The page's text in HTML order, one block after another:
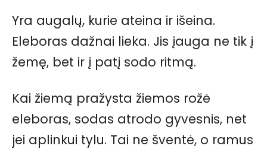
Yra augalų, kurie ateina ir išeina.
Eleboras dažnai lieka. Jis įauga ne tik į
žemę, bet ir į patį sodo ritmą.
Kai žiemą pražysta žiemos rožė
eleboras, sodas atrodo gyvesnis, net
jei aplinkui tylu. Tai ne šventė, o ramus